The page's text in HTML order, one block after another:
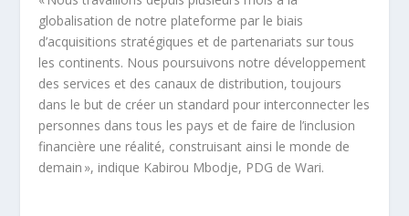
globalisation de notre plateforme par le biais
d’acquisitions stratégiques et de partenariats sur tous
les continents. Nous poursuivons notre développement
des services et des canaux de distribution, toujours
dans le but de créer un standard pour interconnecter les
personnes dans tous les pays et de faire de l’inclusion
financière une réalité, construisant ainsi le monde de
demain », indique Kabirou Mbodje, PDG de Wari.